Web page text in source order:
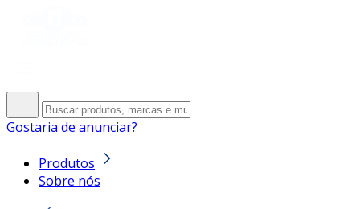
Gostaria de anunciar?
Produtos
Sobre nós